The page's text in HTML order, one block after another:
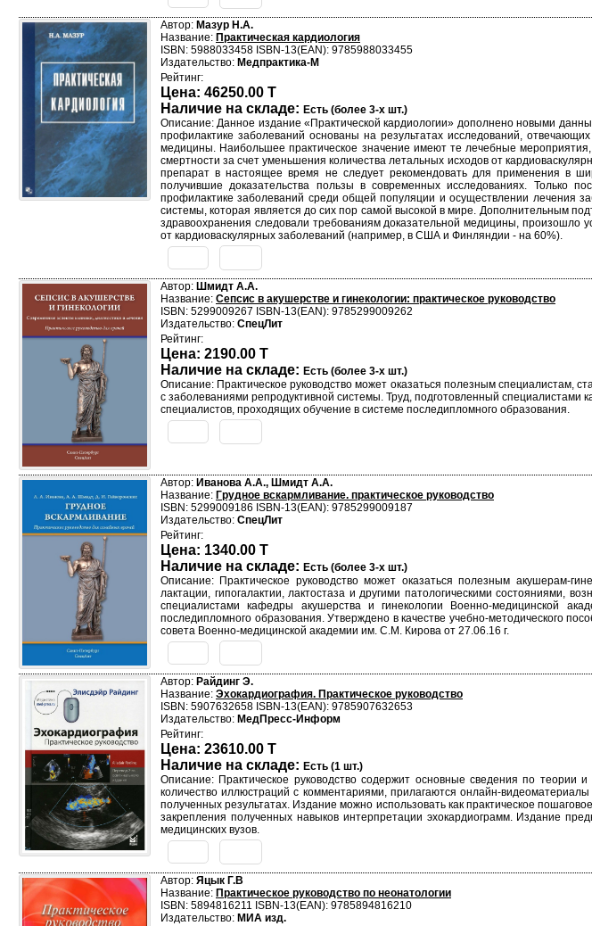
Автор: Мазур Н.А.
Название: Практическая кардиология
ISBN: 5988033458 ISBN-13(EAN): 9785988033455
Издательство: Медпрактика-М
Рейтинг:
Цена: 46250.00 T
Наличие на складе: Есть (более 3-х шт.)
Описание: Данное издание «Практической кардиологии» дополнено новыми
профилактике заболеваний основаны на результатах исследований,
медицины. Наибольшее практическое значение имеют те лечебные
смертности за счет уменьшения количества летальных исходов от
препарат в настоящее время не следует рекомендовать для применения в
получившие доказательства пользы в современных исследованиях. Только
профилактике заболеваний среди общей популяции и осуществлении лечения
системы, которая является до сих пор самой высокой в мире. Дополнительным
здравоохранения следовали требованиям доказательной медицины, произошло
от кардиоваскулярных заболеваний (например, в США и Финляндии - на 60%).
Автор: Шмидт А.А.
Название: Сепсис в акушерстве и гинекологии: практическое руководство
ISBN: 5299009267 ISBN-13(EAN): 9785299009262
Издательство: СпецЛит
Рейтинг:
Цена: 2190.00 T
Наличие на складе: Есть (более 3-х шт.)
Описание: Практическое руководство может оказаться полезным специалистам,
с заболеваниями репродуктивной системы. Труд, подготовленный специалистами
специалистов, проходящих обучение в системе последипломного образования.
Автор: Иванова А.А., Шмидт А.А.
Название: Грудное вскармливание. практическое руководство
ISBN: 5299009186 ISBN-13(EAN): 9785299009187
Издательство: СпецЛит
Рейтинг:
Цена: 1340.00 T
Наличие на складе: Есть (более 3-х шт.)
Описание: Практическое руководство может оказаться полезным акушерам-
лактации, гипогалактии, лактостаза и другими патологическими состояниями,
специалистами кафедры акушерства и гинекологии Военно-медицинской
последипломного образования. Утверждено в качестве учебно-методического
совета Военно-медицинской академии им. С.М. Кирова от 27.06.16 г.
Автор: Райдинг Э.
Название: Эхокардиография. Практическое руководство
ISBN: 5907632658 ISBN-13(EAN): 9785907632653
Издательство: МедПресс-Информ
Рейтинг:
Цена: 23610.00 T
Наличие на складе: Есть (1 шт.)
Описание: Практическое руководство содержит основные сведения по теории
количество иллюстраций с комментариями, прилагаются онлайн-
полученных результатах. Издание можно использовать как практическое
закрепления полученных навыков интерпретации эхокардиограмм. Издание
медицинских вузов.
Автор: Яцык Г.В
Название: Практическое руководство по неонатологии
ISBN: 5894816211 ISBN-13(EAN): 9785894816210
Издательство: МИА изд.